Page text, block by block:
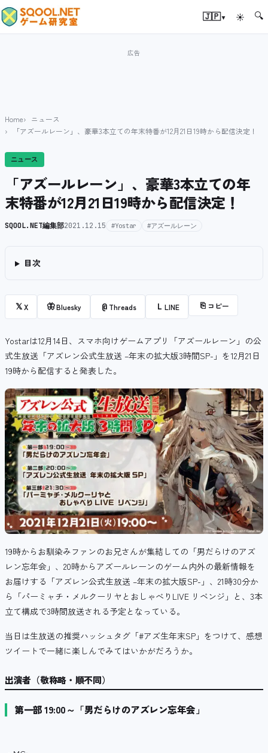
🇯🇵▾ ☀ 🔍
Home
ニュース
「アズールレーン」、豪華3本立ての年末特番が12月21日19時から配信決定！
ニュース
「アズールレーン」、豪華3本立ての年
末特番が12月21日19時から配信決定！
SQOOL.NET編集部2021.12.15 #Yostar #アズールレーン
目次
𝕏X 🦋Bluesky @ Threads L LINE ⎘ コピー
Yostarは12月14日、スマホ向けゲームアプリ「アズールレーン」の公
式生放送「アズレン公式生放送 –年末の拡大版3時間SP-」を12月21日
19時から配信すると発表した。
19時からお馴染みファンのお兄さんが集結しての「男だらけのアズ
レン忘年会」、20時からアズールレーンのゲーム内外の最新情報を
お届けする「アズレン公式生放送 –年末の拡大版SP-」、21時30分か
ら「パーミャチ・メルクーリヤとおしゃべりLIVE リベンジ」と、 3本
立て構成で3時間放送される予定となっている。
当日は生放送の推奨ハッシュタグ「#アズ生年末SP」をつけて、感想
ツイートで一緒に楽しんでみてはいかがだろうか。
出演者（敬称略・順不同）
第一部 19:00～「男だらけのアズレン忘年会」